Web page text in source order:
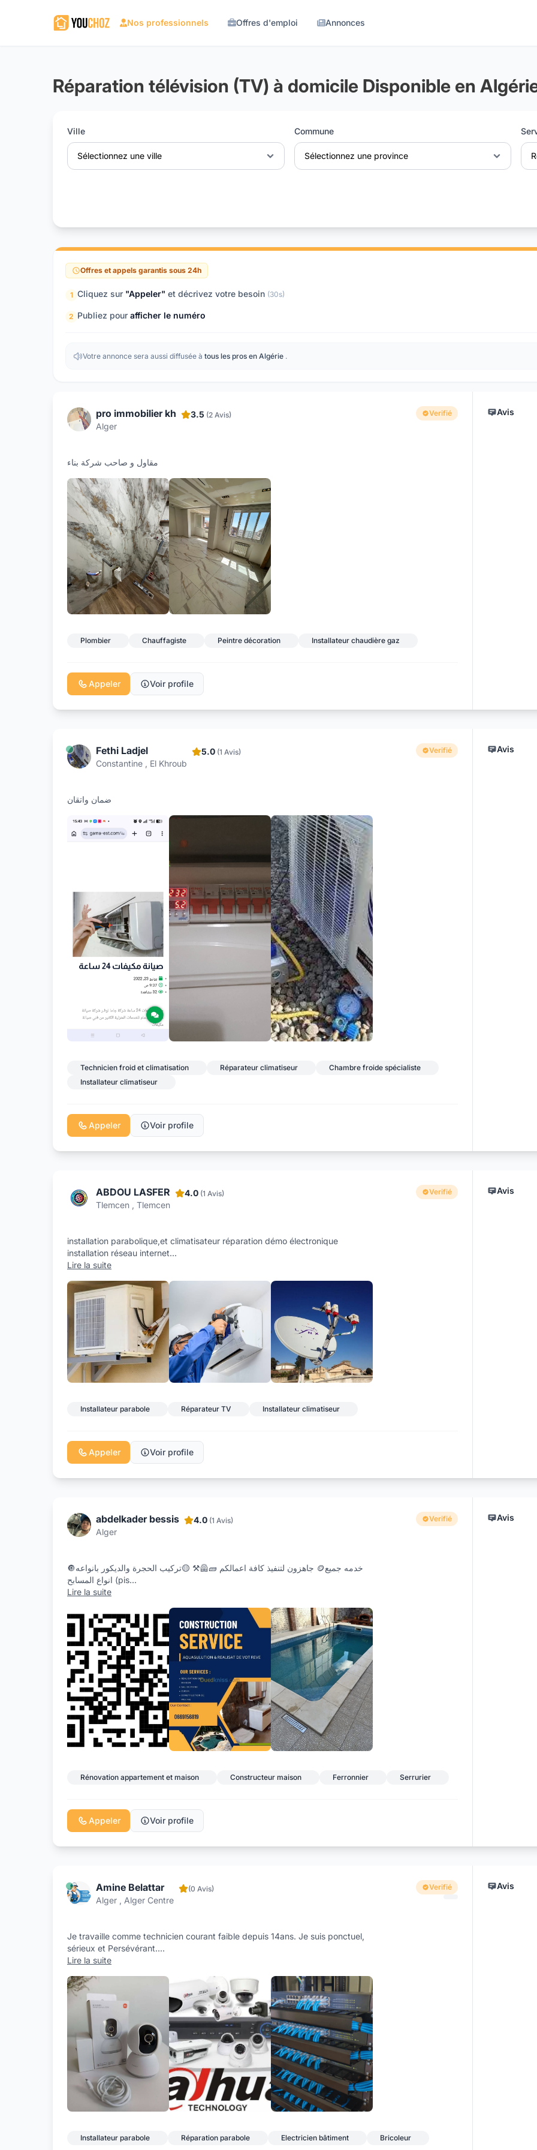
Nos professionnels Offres d'emploi Annonces
Réparation télévision (TV) à domicile Disponible en
Ville
Sélectionnez une ville
Commune
Sélectionnez une province
Offres et appels garantis sous 24h
1 Cliquez sur "Appeler" et décrivez votre besoin (30s)
2 Publiez pour afficher le numéro
Votre annonce sera aussi diffusée à tous les pros en Algérie .
pro immobilier kh
Alger
3.5 (2 Avis) Verifié
مقاول و صاحب شركة بناء
Plombier Chauffagiste Peintre décoration Installateur chaudière gaz
Appeler Voir profile
Avis
Fethi Ladjel
Constantine , El Khroub
5.0 (1 Avis) Verifié
ضمان واتقان
Technicien froid et climatisation Réparateur climatiseur
Chambre froide spécialiste
Installateur climatiseur
Appeler Voir profile
Avis
ABDOU LASFER
Tlemcen , Tlemcen
4.0 (1 Avis) Verifié
installation parabolique,et climatisateur réparation démo électronique
installation réseau internet...
Lire la suite
Installateur parabole Réparateur TV Installateur climatiseur
Appeler Voir profile
Avis
abdelkader bessis
Alger
4.0 (1 Avis) Verifié
🔘جاهزون لتنفيذ كافة اعمالكم 🧱🦺⁦⚒️⁩ 🟡تركيب الحجرة والديكور بانواعه 🪙خدمه جميع
انواع المسابح (pis...
Lire la suite
Rénovation appartement et maison Constructeur maison Ferronnier Serrurier
Appeler Voir profile
Avis
Amine Belattar
Alger , Alger Centre
(0 Avis) Verifié
Je travaille comme technicien courant faible depuis 14ans. Je suis ponctuel,
sérieux et Persévérant....
Lire la suite
Installateur parabole Réparation parabole Electricien bâtiment Bricoleur
Avis